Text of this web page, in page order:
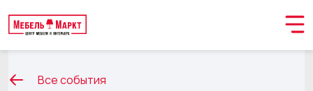
Все события